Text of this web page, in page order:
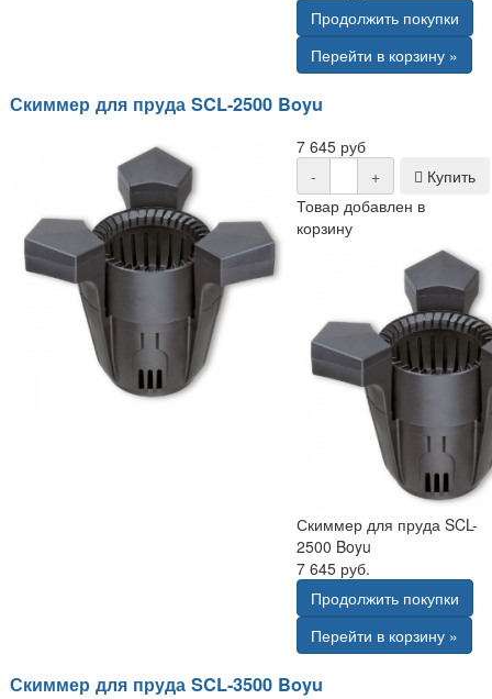
Продолжить покупки
Перейти в корзину »
Скиммер для пруда SCL-2500 Boyu
7 645 руб
-
+
Купить
Товар добавлен в
корзину
Скиммер для пруда SCL-
2500 Boyu
7 645 руб.
Продолжить покупки
Перейти в корзину »
Скиммер для пруда SCL-3500 Boyu